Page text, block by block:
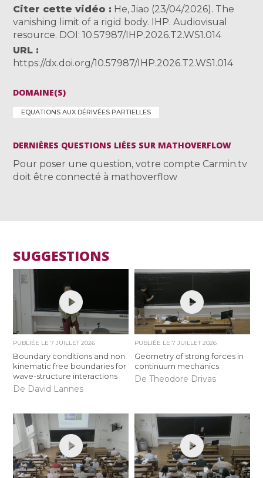
Citer cette vidéo
He, Jiao (23/04/2026). The
vanishing limit of a rigid body. IHP. Audiovisual
resource. DOI: 10.57987/IHP.2026.T2.WS1.014
URL
https://dx.doi.org/10.57987/IHP.2026.T2.WS1.014
DOMAINE(S)
EQUATIONS AUX DÉRIVÉES PARTIELLES
DERNIÈRES QUESTIONS LIÉES SUR MATHOVERFLOW
Pour poser une question, votre compte Carmin.tv
doit être connecté à mathoverflow
SUGGESTIONS
PUBLIÉE LE7 JUILLET 2026
Boundary conditions and non
kinematic free boundaries for
wave-structure interactions
De David Lannes
PUBLIÉE LE 7 JUILLET 2026
Geometry of strong forces in
continuum mechanics
De Theodore Drivas